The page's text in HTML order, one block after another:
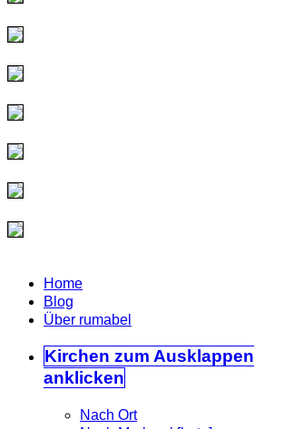
Home
Blog
Über rumabel
Kirchen zum Ausklappen
anklicken
Nach Ort